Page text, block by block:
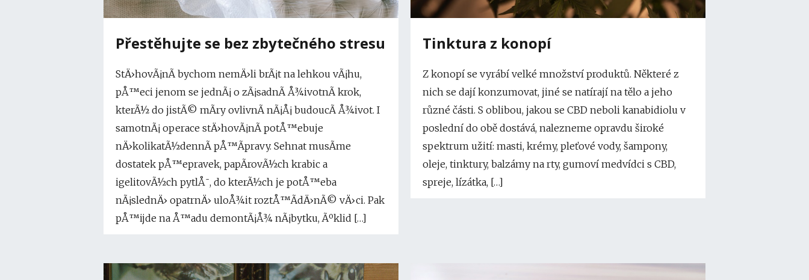
Přestěhujte se bez zbytečného stresu
StÄ›hovÃ¡nÃ­ bychom nemÄ›li brÃ¡t na lehkou vÃ¡hu,
pÅ™eci jenom se jednÃ¡ o zÃ¡sadnÃ­ Å¾ivotnÃ­ krok,
kterÃ½ do jistÃ© mÃ­ry ovlivnÃ­ nÃ¡Å¡ budoucÃ­ Å¾ivot. I
samotnÃ¡ operace stÄ›hovÃ¡nÃ­ potÅ™ebuje
nÄ›kolikatÃ½dennÃ­ pÅ™Ã­pravy. Sehnat musÃ­me
dostatek pÅ™epravek, papÃ­rovÃ½ch krabic a
igelitovÃ½ch pytlÅ¯, do kterÃ½ch je potÅ™eba
nÃ¡slednÄ› opatrnÄ› uloÅ¾it roztÅ™Ã­dÄ›nÃ© vÄ›ci. Pak
pÅ™ijde na Å™adu demontÃ¡Å¾ nÃ¡bytku, Ãºklid […]
Tinktura z konopí
Z konopí se vyrábí velké množství produktů. Některé z
nich se dají konzumovat, jiné se natírají na tělo a jeho
různé části. S oblibou, jakou se CBD neboli kanabidiolu v
poslední do obě dostává, nalezneme opravdu široké
spektrum užití: masti, krémy, pleťové vody, šampony,
oleje, tinktury, balzámy na rty, gumoví medvídci s CBD,
spreje, lízátka, […]